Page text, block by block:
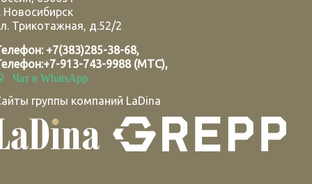
Новосибирск
Трикотажная, д.52/2
+7(383)285-38-68,
+7-913-743-9988 (МТС),
Чат в WhatsApp
группы компаний LaDina